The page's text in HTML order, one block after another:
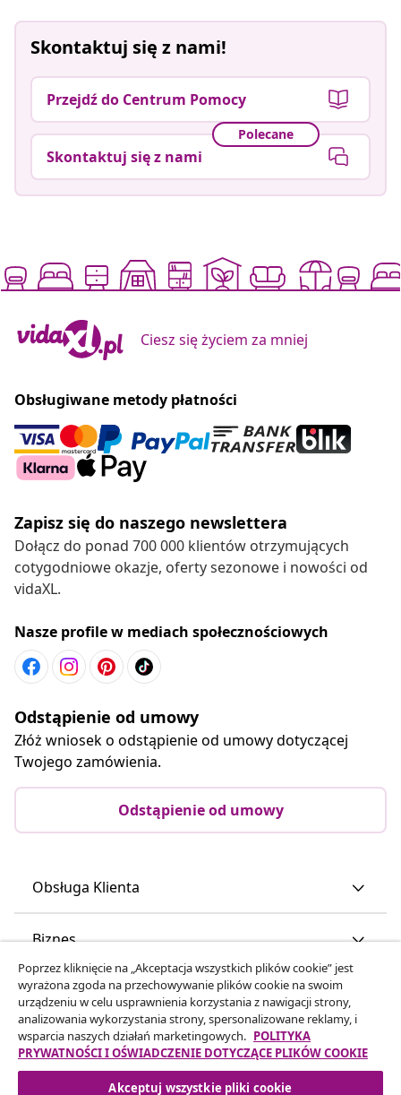
Skontaktuj się z nami!
Przejdź do Centrum Pomocy
Polecane
Skontaktuj się z nami
Ciesz się życiem za mniej
Obsługiwane metody płatności
Zapisz się do naszego newslettera
Dołącz do ponad 700 000 klientów otrzymujących
cotygodniowe okazje, oferty sezonowe i nowości od
vidaXL.
Nasze profile w mediach społecznościowych
Odstąpienie od umowy
Złóż wniosek o odstąpienie od umowy dotyczącej
Twojego zamówienia.
Odstąpienie od umowy
Obsługa Klienta
Biznes
vidaXL
Odkryj więcej
Poprzez kliknięcie na „Akceptacja wszystkich plików cookie” jest
wyrażona zgoda na przechowywanie plików cookie na swoim
urządzeniu w celu usprawnienia korzystania z nawigacji strony,
analizowania wykorzystania strony, spersonalizowane reklamy, i
wsparcia naszych działań marketingowych. POLITYKA
PRYWATNOŚCI I OŚWIADCZENIE DOTYCZĄCE PLIKÓW COOKIE
Akceptuj wszystkie pliki cookie